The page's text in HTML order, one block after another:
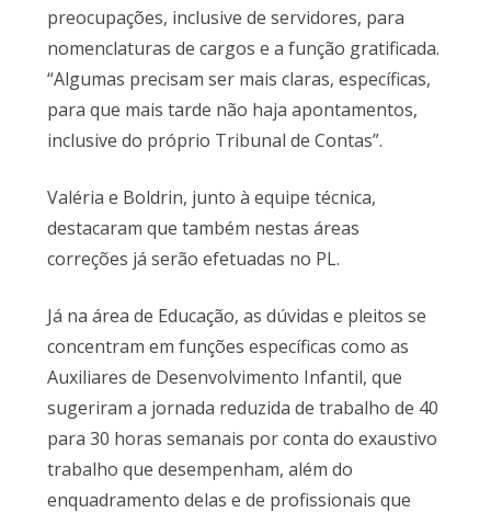
preocupações, inclusive de servidores, para
nomenclaturas de cargos e a função gratificada.
“Algumas precisam ser mais claras, específicas,
para que mais tarde não haja apontamentos,
inclusive do próprio Tribunal de Contas”.
Valéria e Boldrin, junto à equipe técnica,
destacaram que também nestas áreas
correções já serão efetuadas no PL.
Já na área de Educação, as dúvidas e pleitos se
concentram em funções específicas como as
Auxiliares de Desenvolvimento Infantil, que
sugeriram a jornada reduzida de trabalho de 40
para 30 horas semanais por conta do exaustivo
trabalho que desempenham, além do
enquadramento delas e de profissionais que